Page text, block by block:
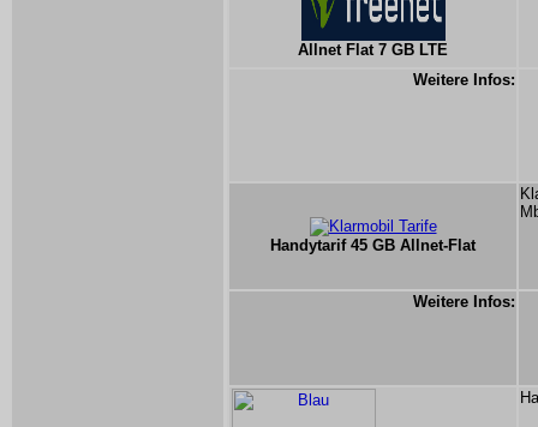
Allnet Flat 7 GB LTE
Weitere Infos:
Handytarif 45 GB Allnet-Flat
Weitere Infos: